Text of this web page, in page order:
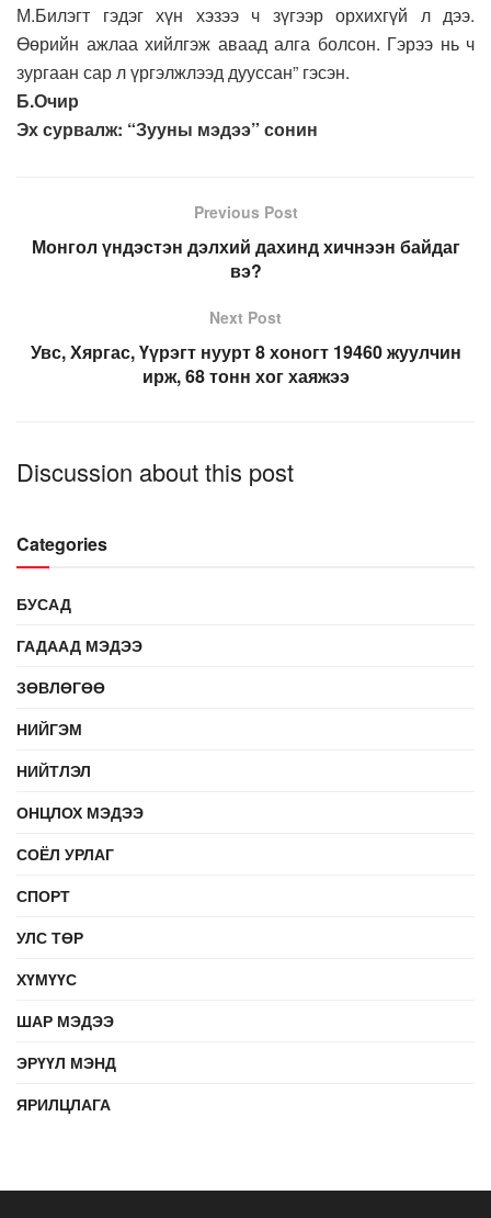
М.Билэгт гэдэг хүн хэзээ ч зүгээр орхихгүй л дээ.
Өөрийн ажлаа хийлгэж аваад алга болсон. Гэрээ нь ч
зургаан сар л үргэлжлээд дууссан” гэсэн.
Б.Очир
Эх сурвалж: “Зууны мэдээ” сонин
Previous Post
Монгол үндэстэн дэлхий дахинд хичнээн байдаг
вэ?
Next Post
Увс, Хяргас, Үүрэгт нуурт 8 хоногт 19460 жуулчин
ирж, 68 тонн хог хаяжээ
Discussion about this post
Categories
БУСАД
ГАДААД МЭДЭЭ
ЗӨВЛӨГӨӨ
НИЙГЭМ
НИЙТЛЭЛ
ОНЦЛОХ МЭДЭЭ
СОЁЛ УРЛАГ
СПОРТ
УЛС ТӨР
ХҮМҮҮС
ШАР МЭДЭЭ
ЭРҮҮЛ МЭНД
ЯРИЛЦЛАГА